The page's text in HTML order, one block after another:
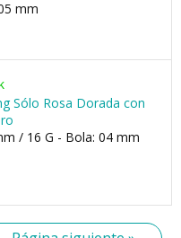
mm
Sólo Rosa Dorada con
/ 16 G - Bola: 04 mm